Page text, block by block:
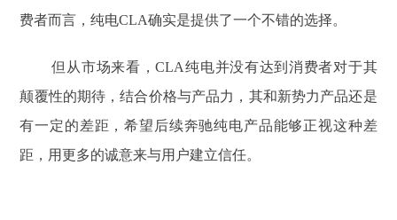
费者而言，纯电CLA确实是提供了一个不错的选择。
但从市场来看，CLA纯电并没有达到消费者对于其
颠覆性的期待，结合价格与产品力，其和新势力产品还是
有一定的差距，希望后续奔驰纯电产品能够正视这种差
距，用更多的诚意来与用户建立信任。